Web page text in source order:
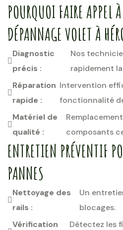
POURQUOI FAIRE APPEL
DÉPANNAGE VOLET À
Diagnostic
précis :
Nos
rapidement
Réparation
rapide :
Intervention
fonctionnalité
Matériel de
qualité :
composants
ENTRETIEN PRÉVENTIF
PANNES
Nettoyage des
rails :
Un
blocages.
Vérification
Détectez les